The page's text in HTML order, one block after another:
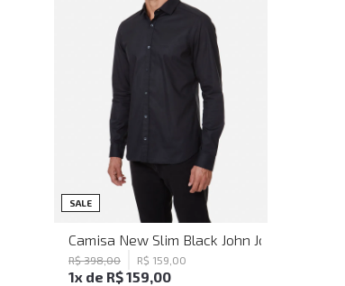
SALE
Camisa New Slim Black John John Masculina
R$ 398,00 R$ 159 00
1x de R$159,00